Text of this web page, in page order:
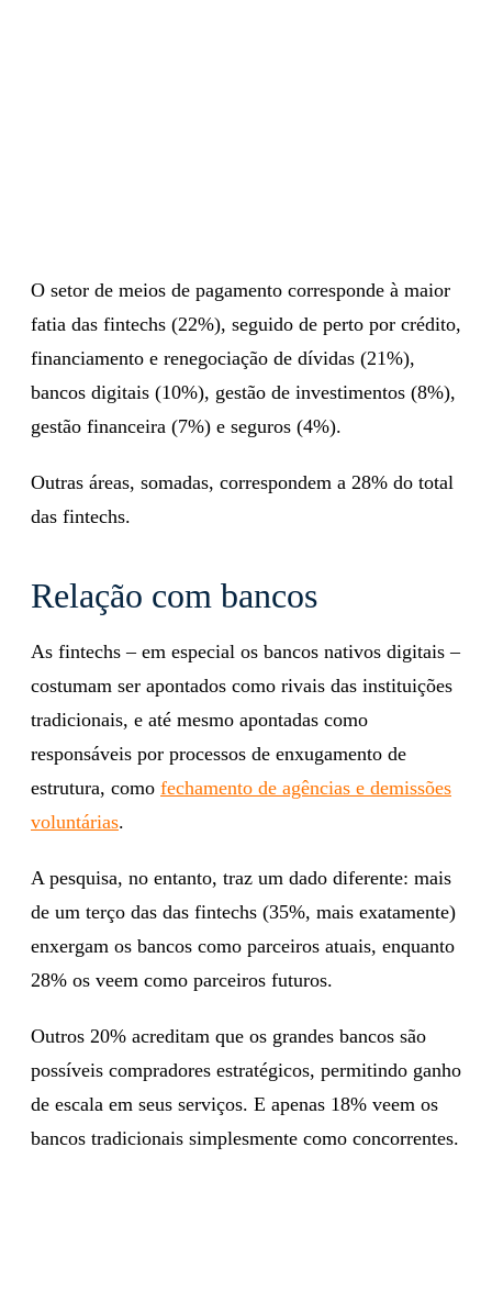
O setor de meios de pagamento corresponde à maior
fatia das fintechs (22%), seguido de perto por crédito,
financiamento e renegociação de dívidas (21%),
bancos digitais (10%), gestão de investimentos (8%),
gestão financeira (7%) e seguros (4%).
Outras áreas, somadas, correspondem a 28% do total
das fintechs.
Relação com bancos
As fintechs – em especial os bancos nativos digitais –
costumam ser apontados como rivais das instituições
tradicionais, e até mesmo apontadas como
responsáveis por processos de enxugamento de
estrutura, como fechamento de agências e demissões
voluntárias.
A pesquisa, no entanto, traz um dado diferente: mais
de um terço das das fintechs (35%, mais exatamente)
enxergam os bancos como parceiros atuais, enquanto
28% os veem como parceiros futuros.
Outros 20% acreditam que os grandes bancos são
possíveis compradores estratégicos, permitindo ganho
de escala em seus serviços. E apenas 18% veem os
bancos tradicionais simplesmente como concorrentes.